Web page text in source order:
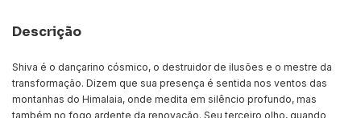
Descrição
Shiva é o dançarino cósmico, o destruidor de ilusões e o mestre da
transformação. Dizem que sua presença é sentida nos ventos das
montanhas do Himalaia, onde medita em silêncio profundo, mas
também no fogo ardente da renovação. Seu terceiro olho, quando